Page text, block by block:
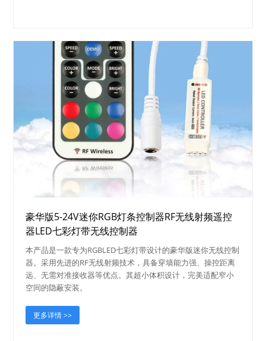
豪华版5-24V迷你RGB灯条控制器RF无线射频遥控
器LED七彩灯带无线控制器
本产品是一款专为RGBLED七彩灯带设计的豪华版迷你无线控制
器。采用先进的RF无线射频技术，具备穿墙能力强、操控距离
远、无需对准接收器等优点。其超小体积设计，完美适配窄小
空间的隐蔽安装。
更多详情 >>